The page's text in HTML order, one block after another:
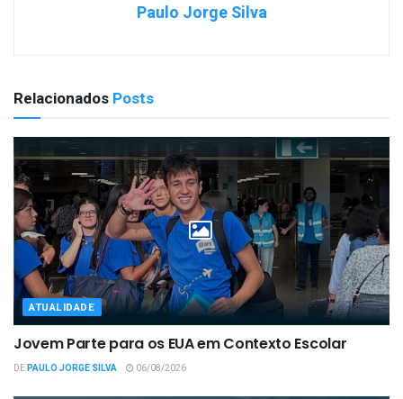
Paulo Jorge Silva
Relacionados Posts
ATUALIDADE
Jovem Parte para os EUA em Contexto Escolar
DEPAULO JORGE SILVA 06/08/2026